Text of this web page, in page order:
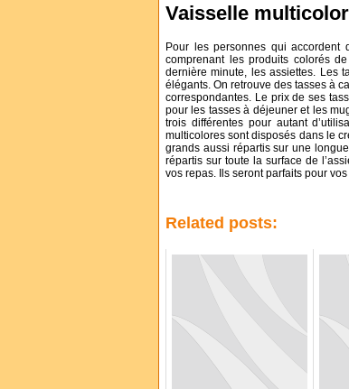
Vaisselle
Pour les personnes qui accordent
comprenant les produits colorés
dernière minute, les assiettes. Les
élégants. On retrouve des tasses à
correspondantes. Le prix de ses
pour les tasses à déjeuner et les
trois différentes pour autant
multicolores sont disposés dans le
grands aussi répartis sur une
répartis sur toute la surface de
vos repas. Ils seront parfaits pour
Related posts: